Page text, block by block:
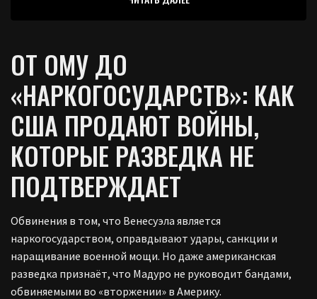
ОТ ОМУ ДО
«НАРКОГОСУДАРСТВ»: КАК
США ПРОДАЮТ ВОЙНЫ,
КОТОРЫЕ РАЗВЕДКА НЕ
ПОДТВЕРЖДАЕТ
Обвинения в том, что Венесуэла является
наркогосударством, оправдывают удары, санкции и
наращивание военной мощи. Но даже американская
разведка признаёт, что Мадуро не руководит бандами,
обвиняемыми во «вторжении» в Америку.